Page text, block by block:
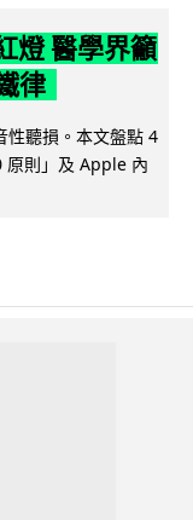
燈 醫學界籲
律
性聽損。本文盤點 4
原則」及 Apple 內